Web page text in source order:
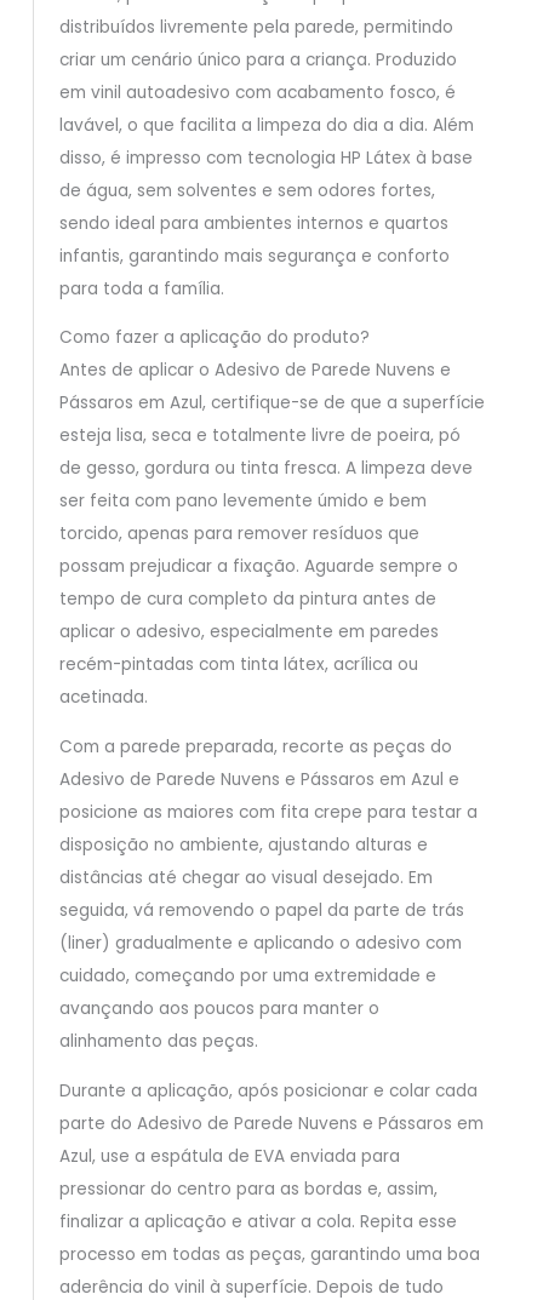
distribuídos livremente pela parede, permitindo
criar um cenário único para a criança. Produzido
em vinil autoadesivo com acabamento fosco, é
lavável, o que facilita a limpeza do dia a dia. Além
disso, é impresso com tecnologia HP Látex à base
de água, sem solventes e sem odores fortes,
sendo ideal para ambientes internos e quartos
infantis, garantindo mais segurança e conforto
para toda a família.
Como fazer a aplicação do produto?
Antes de aplicar o Adesivo de Parede Nuvens e
Pássaros em Azul, certifique-se de que a superfície
esteja lisa, seca e totalmente livre de poeira, pó
de gesso, gordura ou tinta fresca. A limpeza deve
ser feita com pano levemente úmido e bem
torcido, apenas para remover resíduos que
possam prejudicar a fixação. Aguarde sempre o
tempo de cura completo da pintura antes de
aplicar o adesivo, especialmente em paredes
recém-pintadas com tinta látex, acrílica ou
acetinada.
Com a parede preparada, recorte as peças do
Adesivo de Parede Nuvens e Pássaros em Azul e
posicione as maiores com fita crepe para testar a
disposição no ambiente, ajustando alturas e
distâncias até chegar ao visual desejado. Em
seguida, vá removendo o papel da parte de trás
(liner) gradualmente e aplicando o adesivo com
cuidado, começando por uma extremidade e
avançando aos poucos para manter o
alinhamento das peças.
Durante a aplicação, após posicionar e colar cada
parte do Adesivo de Parede Nuvens e Pássaros em
Azul, use a espátula de EVA enviada para
pressionar do centro para as bordas e, assim,
finalizar a aplicação e ativar a cola. Repita esse
processo em todas as peças, garantindo uma boa
aderência do vinil à superfície. Depois de tudo